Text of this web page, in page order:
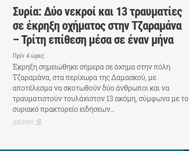
Συρία: Δύο νεκροί και 13 τραυματίες
σε έκρηξη οχήματος στην Τζαραμάνα
– Τρίτη επίθεση μέσα σε έναν μήνα
Πρίν 4 ώρες
Έκρηξη σημειώθηκε σήμερα σε όχημα στην πόλη
Τζαραμάνα, στα περίχωρα της Δαμασκού, με
αποτέλεσμα να σκοτωθούν δύο άνθρωποι και να
τραυματιστούν τουλάχιστον 13 ακόμη, σύμφωνα με το
συριακό πρακτορείο ειδήσεων…
ΔΙΕΘΝΗ